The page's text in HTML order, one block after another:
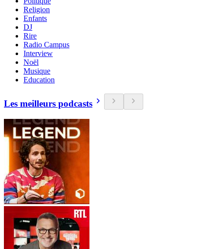
Religion
Enfants
DJ
Rire
Radio Campus
Interview
Noël
Musique
Education
Les meilleurs podcasts